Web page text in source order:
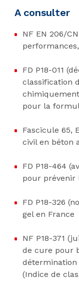
A consulter
NF EN 206/
FD P18-011
classification
pour la
Fascicule 65,
civil en béton
FD P18-464
pour prévenir
FD P18-326
gel en France
NF P18-371
de cure pour
(Indice de